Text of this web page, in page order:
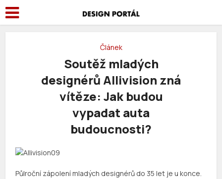
Článek
Soutěž mladých
designérů Allivision zná
vítěze: Jak budou
vypadat auta
budoucnosti?
Půlroční zápolení mladých designérů do 35 let je u konce.